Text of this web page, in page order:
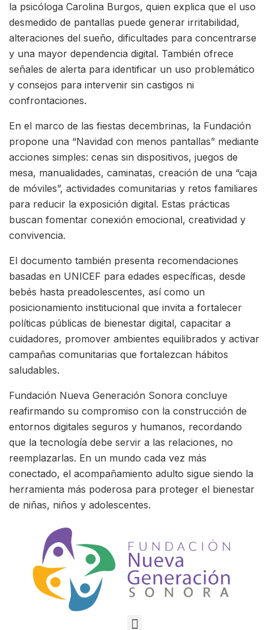
la psicóloga Carolina Burgos, quien explica que el uso
desmedido de pantallas puede generar irritabilidad,
alteraciones del sueño, dificultades para concentrarse
y una mayor dependencia digital. También ofrece
señales de alerta para identificar un uso problemático
y consejos para intervenir sin castigos ni
confrontaciones.
En el marco de las fiestas decembrinas, la Fundación
propone una “Navidad con menos pantallas” mediante
acciones simples: cenas sin dispositivos, juegos de
mesa, manualidades, caminatas, creación de una “caja
de móviles”, actividades comunitarias y retos familiares
para reducir la exposición digital. Estas prácticas
buscan fomentar conexión emocional, creatividad y
convivencia.
El documento también presenta recomendaciones
basadas en UNICEF para edades específicas, desde
bebés hasta preadolescentes, así como un
posicionamiento institucional que invita a fortalecer
políticas públicas de bienestar digital, capacitar a
cuidadores, promover ambientes equilibrados y activar
campañas comunitarias que fortalezcan hábitos
saludables.
Fundación Nueva Generación Sonora concluye
reafirmando su compromiso con la construcción de
entornos digitales seguros y humanos, recordando
que la tecnología debe servir a las relaciones, no
reemplazarlas. En un mundo cada vez más
conectado, el acompañamiento adulto sigue siendo la
herramienta más poderosa para proteger el bienestar
de niñas, niños y adolescentes.